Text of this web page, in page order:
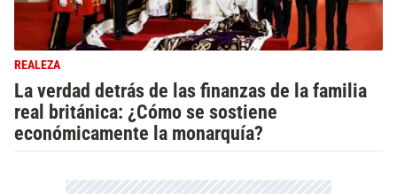
REALEZA
La verdad detrás de las finanzas de la familia
real británica: ¿Cómo se sostiene
económicamente la monarquía?